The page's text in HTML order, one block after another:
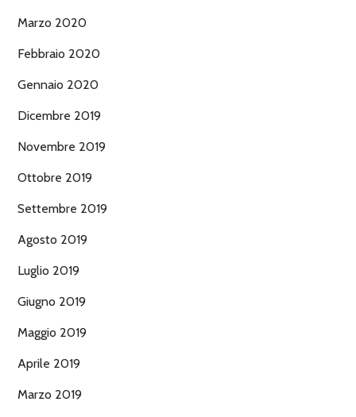
Marzo 2020
Febbraio 2020
Gennaio 2020
Dicembre 2019
Novembre 2019
Ottobre 2019
Settembre 2019
Agosto 2019
Luglio 2019
Giugno 2019
Maggio 2019
Aprile 2019
Marzo 2019